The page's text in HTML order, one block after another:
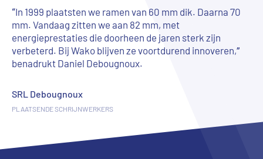
“In 1999 plaatsten we ramen van 60 mm dik. Daarna 70
mm. Vandaag zitten we aan 82 mm, met
energieprestaties die doorheen de jaren sterk zijn
verbeterd. Bij Wako blijven ze voortdurend innoveren,”
benadrukt Daniel Debougnoux.
SRL Debougnoux
PLAATSENDE SCHRIJNWERKERS